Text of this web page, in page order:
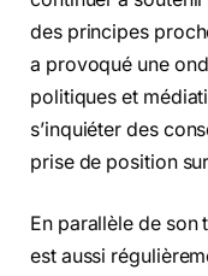
des principes
a provoqué une
politiques et
s’inquiéter des
prise de position
En parallèle de
est aussi